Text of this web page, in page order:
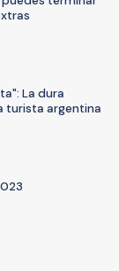
La dura
turista argentina